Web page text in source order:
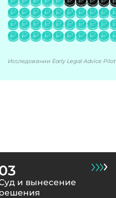
Исследовании Early Legal Advice Pilot
и вынесение